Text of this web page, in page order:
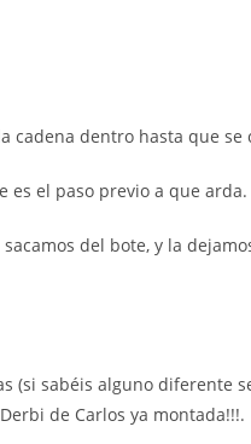
cadena dentro hasta que se
es el paso previo a que arda.
del bote, y la
(si sabéis alguno diferente
de Carlos ya montada!!!.